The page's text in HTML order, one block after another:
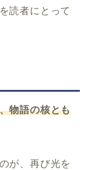
読者にとって
物語の核とも
が、再び光を